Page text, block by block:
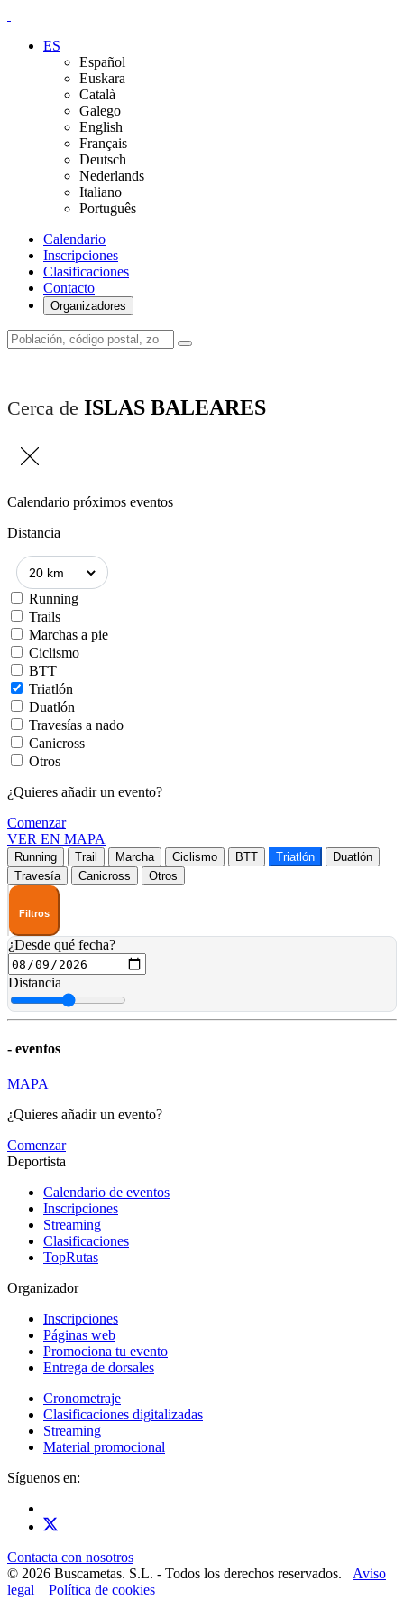
ES
Español
Euskara
Català
Galego
English
Français
Deutsch
Nederlands
Italiano
Português
Calendario
Inscripciones
Clasificaciones
Contacto
Organizadores
Cerca de ISLAS BALEARES
Calendario próximos eventos
Distancia
Running
Trails
Marchas a pie
Ciclismo
BTT
Triatlón
Duatlón
Travesías a nado
Canicross
Otros
¿Quieres añadir un evento?
Comenzar
VER EN MAPA
Running Trail Marcha Ciclismo BTT Triatlón
Duatlón
Travesía
Canicross Otros
Filtros
¿Desde qué fecha?
Distancia
- eventos
MAPA
¿Quieres añadir un evento?
Comenzar
Deportista
Calendario de eventos
Inscripciones
Streaming
Clasificaciones
TopRutas
Organizador
Inscripciones
Páginas web
Promociona tu evento
Entrega de dorsales
Cronometraje
Clasificaciones digitalizadas
Streaming
Material promocional
Síguenos en:
Contacta con nosotros
© 2026 Buscametas. S.L. - Todos los derechos reservados. Aviso
legal
Política de cookies